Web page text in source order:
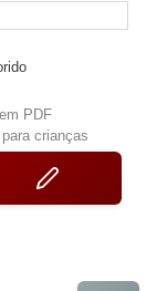
PDF
crianças